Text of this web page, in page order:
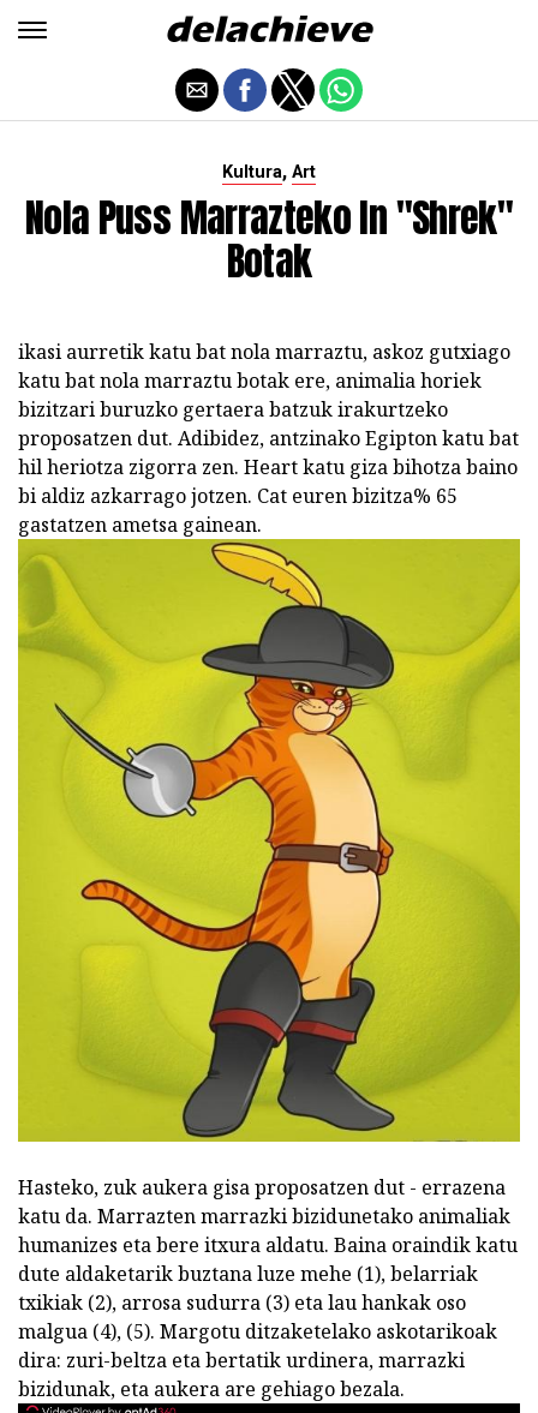
Kultura, Art
Nola Puss Marrazteko In "Shrek"
Botak
ikasi aurretik katu bat nola marraztu, askoz gutxiago
katu bat nola marraztu botak ere, animalia horiek
bizitzari buruzko gertaera batzuk irakurtzeko
proposatzen dut. Adibidez, antzinako Egipton katu bat
hil heriotza zigorra zen. Heart katu giza bihotza baino
bi aldiz azkarrago jotzen. Cat euren bizitza% 65
gastatzen ametsa gainean.
Hasteko, zuk aukera gisa proposatzen dut - errazena
katu da. Marrazten marrazki bizidunetako animaliak
humanizes eta bere itxura aldatu. Baina oraindik katu
dute aldaketarik buztana luze mehe (1), belarriak
txikiak (2), arrosa sudurra (3) eta lau hankak oso
malgua (4), (5). Margotu ditzaketelako askotarikoak
dira: zuri-beltza eta bertatik urdinera, marrazki
bizidunak, eta aukera are gehiago bezala.